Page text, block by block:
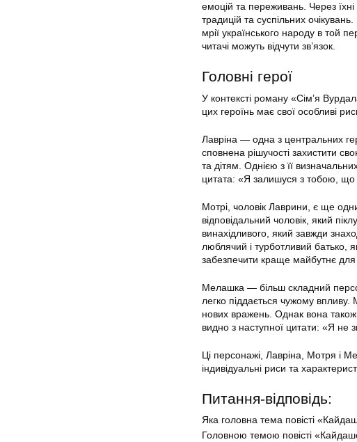
емоцій та переживань. Через
традицій та суспільних
мрії українського народу в той
читачі можуть відчути зв’язок.
Головні герої
У контексті роману «Сім’я
цих героїнь має свої особливі
Лавріна — одна з центральних
сповнена рішучості захистити
та дітям. Однією з її
цитата: «Я залишуся з тобою,
Мотрі, чоловік Лаврини, є ще
відповідальний чоловік, який
винахідливого, який завжди
люблячий і турботливий батько,
забезпечити краще майбутнє
Мелашка — більш складний
легко піддається чужому
нових вражень. Однак вона
видно з наступної цитати: «Я
Ці персонажі, Лавріна, Мотря і
індивідуальні риси та
Питання-відповідь:
Яка головна тема повісті
Головною темою повісті